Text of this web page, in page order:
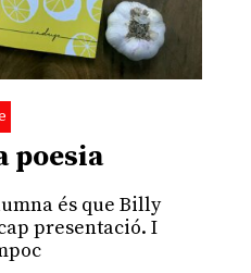
poesia
és que Billy
presentació. I